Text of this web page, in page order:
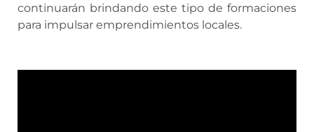
continuarán brindando este tipo de formaciones
para impulsar emprendimientos locales.